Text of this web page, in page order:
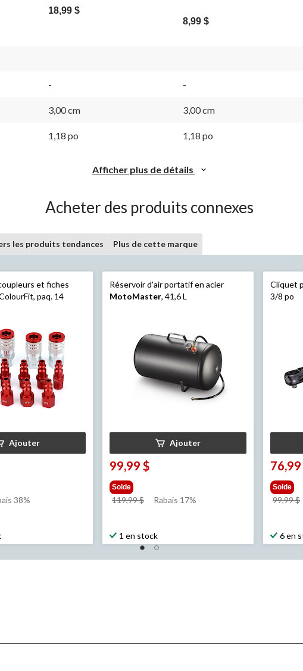
18,99 $
8,99 $
- -
3,00 cm 3,00 cm
1,18 po 1,18 po
Afficher plus de détails
Acheter des produits connexes
les produits tendances Plus de cette marque
et fiches
paq. 14
Ajouter
38%
Réservoir d'air portatif en acier
MotoMaster, 41,6 L
Ajouter
99,99 $
Solde
119,99 $
prixRabais 17%
1 en stock
Cliquet
3/8 po
76,99
Solde
99,99 $
6 en